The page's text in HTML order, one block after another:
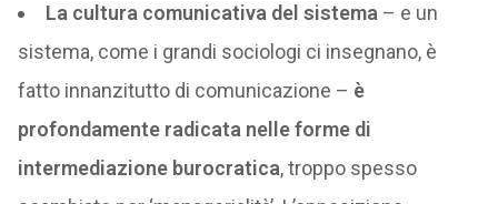
La cultura comunicativa del sistema – e un
sistema, come i grandi sociologi ci insegnano, è
fatto innanzitutto di comunicazione – è
profondamente radicata nelle forme di
intermediazione burocratica, troppo spesso